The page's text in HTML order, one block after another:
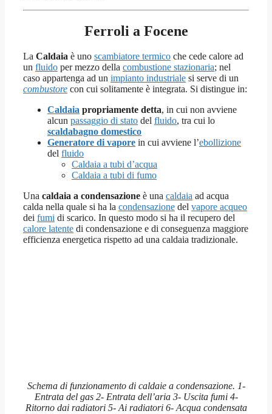
Ferroli a Focene
La Caldaia è uno scambiatore termico che cede calore ad
un fluido per mezzo della combustione stazionaria; nel
caso appartenga ad un impianto industriale si serve di un
combustore con cui solitamente è integrata. Si distingue in:
Caldaia propriamente detta, in cui non avviene
alcun passaggio di stato del fluido, tra cui lo
scaldabagno domestico
Generatore di vapore in cui avviene l’ebollizione
del fluido
Caldaia a tubi d’acqua
Caldaia a tubi di fumo
Una caldaia a condensazione è una caldaia ad acqua
calda nella quale si ha la condensazione del vapore acqueo
dei fumi di scarico. In questo modo si ha il recupero del
calore latente di condensazione e di conseguenza maggiore
efficienza energetica rispetto ad una caldaia tradizionale.
Schema di funzionamento di caldaie a condensazione. 1-
Entrata del gas 2- Entrata dell’aria 3- Uscita fumi 4-
Ritorno dai radiatori 5- Ai radiatori 6- Acqua condensata